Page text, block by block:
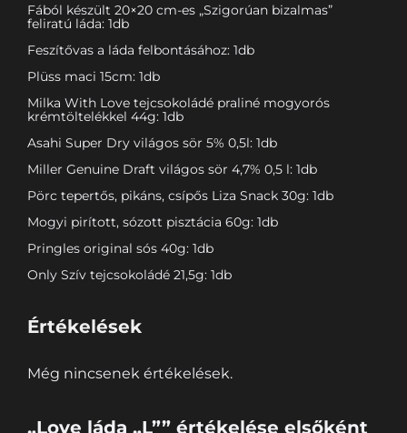
Fából készült 20×20 cm-es „Szigorúan bizalmas”
feliratú láda: 1db
Feszítővas a láda felbontásához: 1db
Plüss maci 15cm: 1db
Milka With Love tejcsokoládé praliné mogyorós
krémtöltelékkel 44g: 1db
Asahi Super Dry világos sör 5% 0,5l: 1db
Miller Genuine Draft világos sör 4,7% 0,5 l: 1db
Pörc tepertős, pikáns, csípős Liza Snack 30g: 1db
Mogyi pirított, sózott pisztácia 60g: 1db
Pringles original sós 40g: 1db
Only Szív tejcsokoládé 21,5g: 1db
Értékelések
Még nincsenek értékelések.
„Love láda „L”” értékelése elsőként